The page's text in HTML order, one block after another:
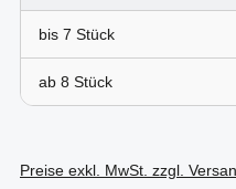
bis 7
ab 8
Preise exkl. MwSt. zzgl.